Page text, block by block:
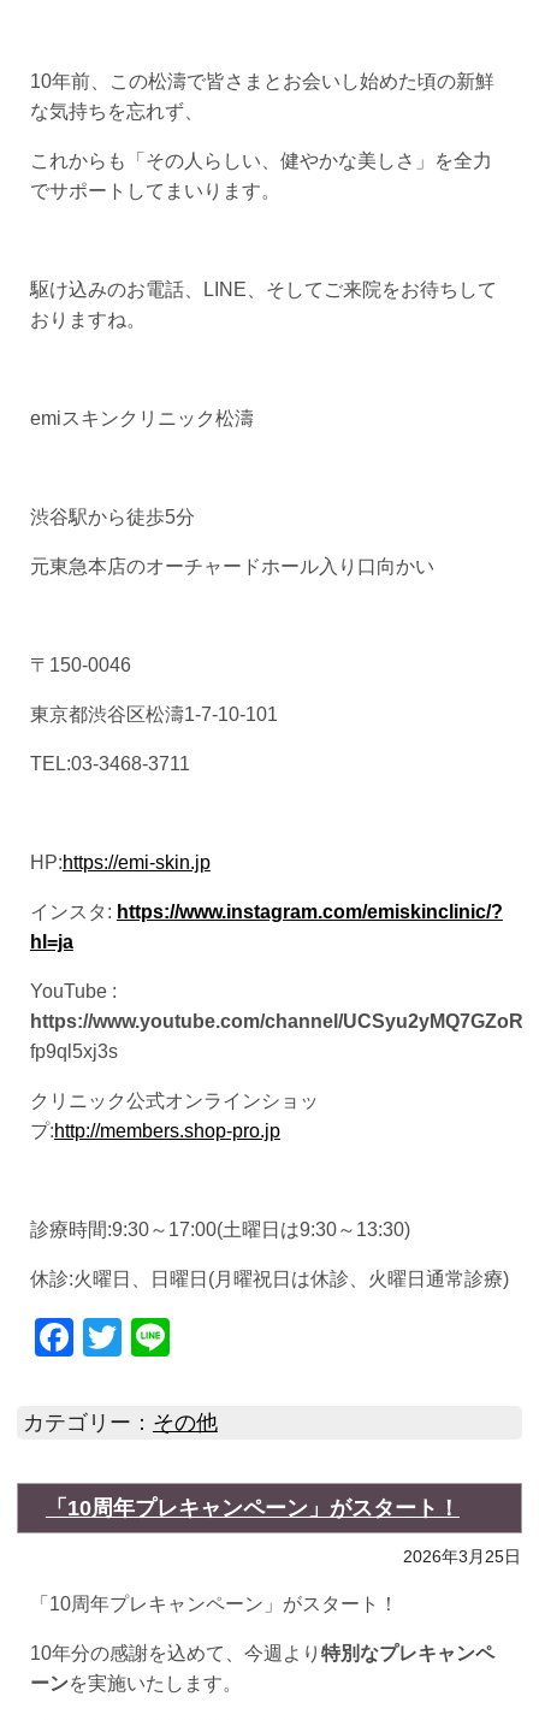
10年前、この松濤で皆さまとお会いし始めた頃の新鮮
な気持ちを忘れず、
これからも「その人らしい、健やかな美しさ」を全力
でサポートしてまいります。
駆け込みのお電話、LINE、そしてご来院をお待ちして
おりますね。
emiスキンクリニック松濤
渋谷駅から徒歩5分
元東急本店のオーチャードホール入り口向かい
〒150-0046
東京都渋谷区松濤1-7-10-101
TEL:03-3468-3711
HP:https://emi-skin.jp
インスタ: https://www.instagram.com/emiskinclinic/?
hl=ja
YouTube :
https://www.youtube.com/channel/
fp9ql5xj3s
クリニック公式オンラインショッ
プ:http://members.shop-pro.jp
診療時間:9:30～17:00(土曜日は9:30～13:30)
休診:火曜日、日曜日(月曜祝日は休診、火曜日通常診療)
Facebook
Twitter
Line
カテゴリー： その他
「10周年プレキャンペーン」がスタート！
2026年3月25日
「10周年プレキャンペーン」がスタート！
10年分の感謝を込めて、今週より 特別なプレキャンペ
ーンを実施いたします。